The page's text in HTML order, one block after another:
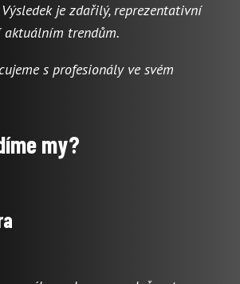
je zdařilý, reprezentativní
trendům.
s profesionály ve svém
my?